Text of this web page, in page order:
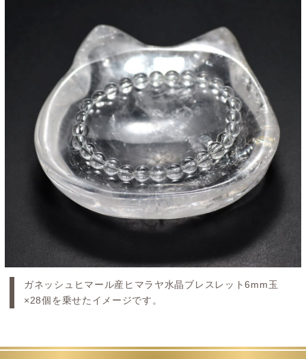
ガネッシュヒマール産ヒマラヤ水晶ブレスレット6mm玉
×28個を乗せたイメージです。